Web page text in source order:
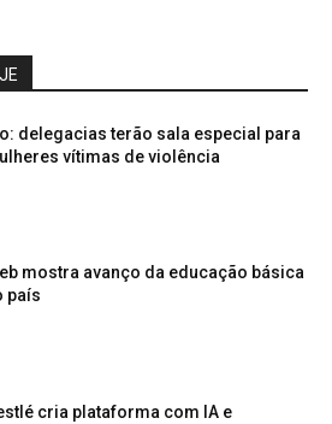
delegacias terão sala especial para
vítimas de violência
mostra avanço da educação básica
país
cria plataforma com IA e